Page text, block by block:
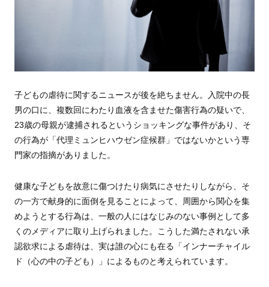
子どもの虐待に関するニュースが後を絶ちません。入院中の長
男の口に、複数回にわたり血液を含ませた傷害行為の疑いで、
23歳の母親が逮捕されるというショッキングな事件があり、そ
の行為が「代理ミュンヒハウゼン症候群」ではないかという専
門家の指摘がありました。
健康な子どもを故意に傷つけたり病気にさせたりしながら、そ
の一方で献身的に面倒を見ることによって、周囲から関心を集
めようとする行為は、一般の人にはなじみのない事例として多
くのメディアに取り上げられました。こうした満たされない承
認欲求による虐待は、実は誰の心にも在る「インナーチャイル
ド（心の中の子ども）」によるものと考えられています。